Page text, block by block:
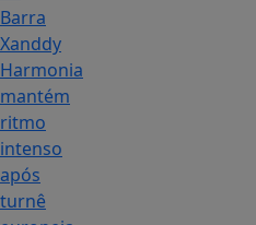
Barra
Xanddy
Harmonia
mantém
ritmo
intenso
após
turnê